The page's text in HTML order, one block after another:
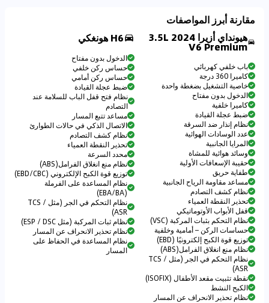
مقارنة أبرز المواصفات
هيونداي أزيرا 2024 3.5L
V6 Premium
باب خلفي كهربائي
كاميرا 360 درجة
خاصية التشغيل بضغطة واحدة
الدخول بدون مفتاح
كاميرا خلفية
ضبط عجلة القيادة
نظام إنذار ضد السرقة
عدد الوسادات الهوائية
المرايا الجانبية
وسائد هوائية للمشاة
حقيبة الإسعافات الأولية
طفاية حريق
مساعد مقاومة الرياح الجانبية
نظام كشف التصادم
تحذير النقطة العمياء
قفل الأبواب الأوتوماتيكي
نظام التحكم بثبات المركبة (VSC)
حساسات الركن – أمامية وخلفية
توزيع قوة الكبح إلكترونيًا (EBD)
نظام منع انغلاق الفرامل(ABS)
نظام التحكم في الجر (مثل TCS /
ASR)
نقطة تثبيت مقعد الأطفال (ISOFIX)
الكبح النشط
نظام تحذير الانحراف عن المسار
H6 هونغكي
الدخول بدون مفتاح
حساس ركن خلفي
حساس ركن أمامي
ضبط عجلة القيادة
نظام فتح قفل الباب للسلامة عند
التصادم
مساعد تتبع المسار
الاتصال الذكي في حالات الطوارئ
نظام كشف التصادم
تحذير النقطة العمياء
محدد السرعة
نظام منع انغلاق الفرامل(ABS)
توزيع قوة الكبح الإلكتروني (EBD/CBC)
نظام المساعدة على الفرملة
(EBA/BA)
نظام التحكم في الجر (مثل TCS /
ASR)
نظام ثبات المركبة (مثل ESP / DSC)
نظام تحذير الانحراف عن المسار
نظام المساعدة في الحفاظ على
المسار